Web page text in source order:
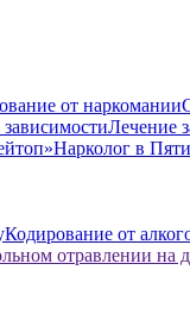
от наркомании
Лечение
Нарколог в
Кодирование от
отравлении на